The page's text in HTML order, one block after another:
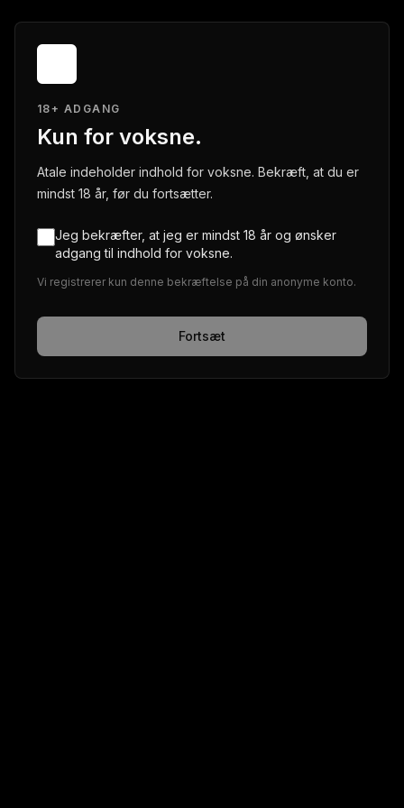
18+ ADGANG
Kun for voksne.
Atale indeholder indhold for voksne. Bekræft, at du er
mindst 18 år, før du fortsætter.
Jeg bekræfter, at jeg er mindst 18 år og ønsker
adgang til indhold for voksne.
Vi registrerer kun denne bekræftelse på din anonyme konto.
Fortsæt